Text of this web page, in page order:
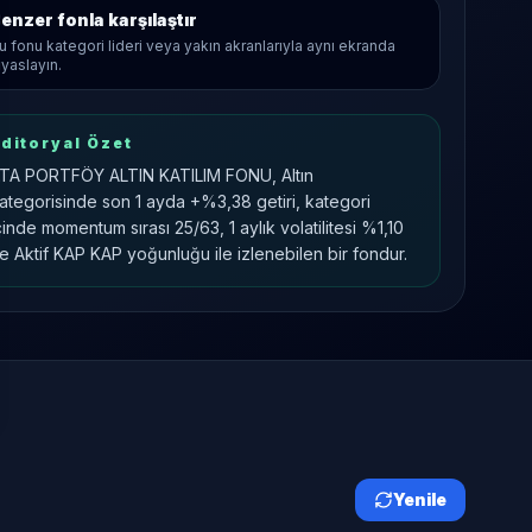
fonla karşılaştır
fonu kategori lideri veya yakın akranlarıyla aynı ekranda
Özet
PORTFÖY ALTIN KATILIM FONU, Altın
son 1 ayda +%3,38 getiri, kategori
momentum sırası 25/63, 1 aylık volatilitesi %1,10
Aktif KAP KAP yoğunluğu ile izlenebilen bir fondur.
Yenile